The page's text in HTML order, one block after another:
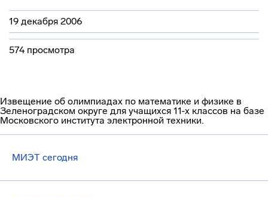
19 декабря 2006
574 просмотра
Извещение об олимпиадах по математике и физике в
Зеленоградском округе для учащихся 11-х классов на базе
Московского института электронной техники.
МИЭТ сегодня